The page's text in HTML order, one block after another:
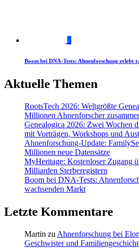
5
Boom bei DNA-Tests: Ahnenforschung erlebt
Aktuelle Themen
RootsTech 2026: Weltgrößte
Millionen Ahnenforscher
Genealogica 2026: Zwei Wochen
mit Vorträgen, Workshops und
Ahnenforschung-Update:
Millionen neue Datensätze
MyHeritage: Kostenloser Zugang
Milliarden Sterberegistern
Boom bei DNA-Tests:
wachsenden Markt
Letzte Kommentare
Martin zu Ahnenforschung bei
Geschwister und